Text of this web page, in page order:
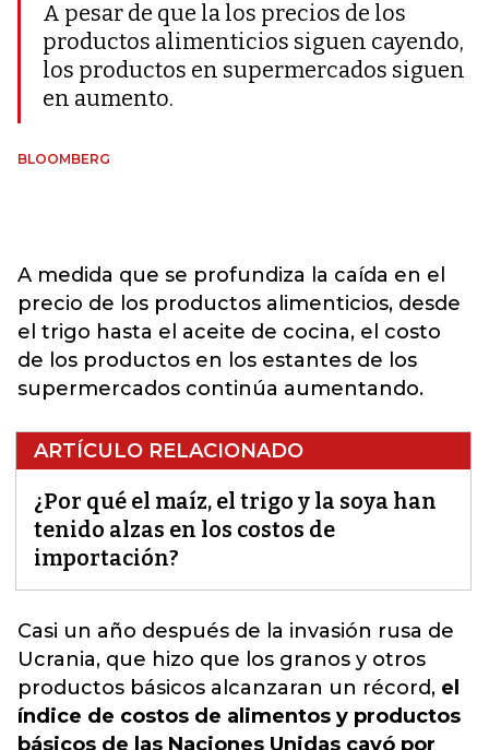
A pesar de que la los precios de los
productos alimenticios siguen cayendo,
los productos en supermercados siguen
en aumento.
BLOOMBERG
A medida que se profundiza la caída en el
precio de los productos alimenticios, desde
el trigo hasta el aceite de cocina, el costo
de los productos en los estantes de los
supermercados continúa aumentando.
ARTÍCULO RELACIONADO
¿Por qué el maíz, el trigo y la soya han
tenido alzas en los costos de
importación?
Casi un año después de la invasión rusa de
Ucrania, que hizo que los granos y otros
productos básicos alcanzaran un récord, el
índice de costos de alimentos y productos
básicos de las Naciones Unidas cayó por